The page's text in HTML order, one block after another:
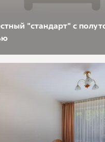
"стандарт" с